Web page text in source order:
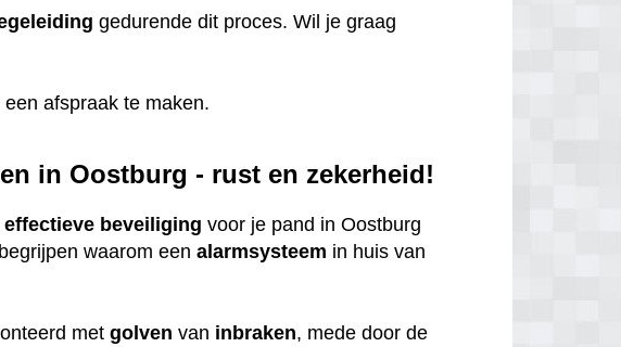
gedurende dit proces. Wil je graag
afspraak te maken.
in Oostburg - rust en zekerheid!
effectieve beveiliging voor je pand in Oostburg
waarom eenalarmsysteem in huis van
metgolven van inbraken, mede door de